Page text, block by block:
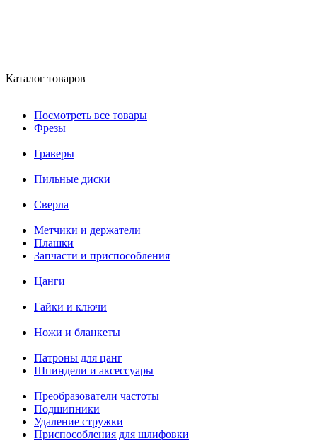
Каталог товаров
Посмотреть все товары
Фрезы
Граверы
Пильные диски
Сверла
Метчики и держатели
Плашки
Запчасти и приспособления
Цанги
Гайки и ключи
Ножи и бланкеты
Патроны для цанг
Шпиндели и аксессуары
Преобразователи частоты
Подшипники
Удаление стружки
Приспособления для шлифовки